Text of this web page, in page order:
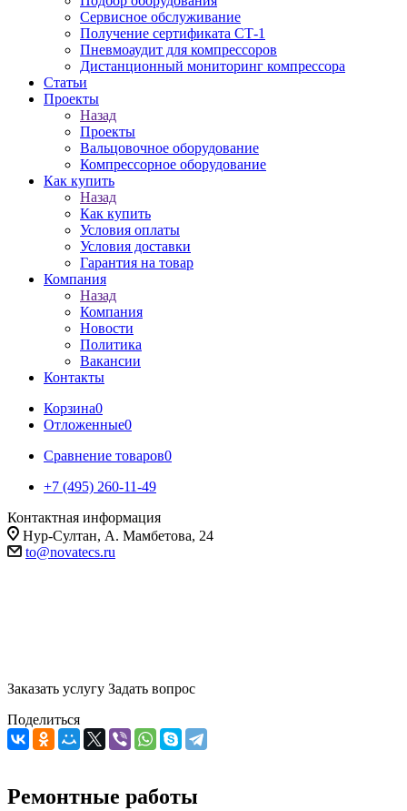
Сервисное обслуживание
Получение сертификата СТ-1
Пневмоаудит для компрессоров
Дистанционный мониторинг компрессора
Статьи
Проекты
Назад
Проекты
Вальцовочное оборудование
Компрессорное оборудование
Как купить
Назад
Как купить
Условия оплаты
Условия доставки
Гарантия на товар
Компания
Назад
Компания
Новости
Политика
Вакансии
Контакты
Корзина0
Отложенные0
Сравнение товаров0
+7 (495) 260-11-49
Контактная информация
Нур-Султан, А. Мамбетова, 24
to@novatecs.ru
Заказать услугу Задать вопрос
Поделиться
Ремонтные работы